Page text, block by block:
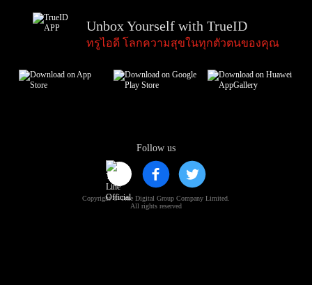
Follow us
Copyright © True Digital Group Company Limited.
All rights reserved
Unbox Yourself with TrueID
ทรูไอดี โลกความสุขในทุกตัวตนของคุณ